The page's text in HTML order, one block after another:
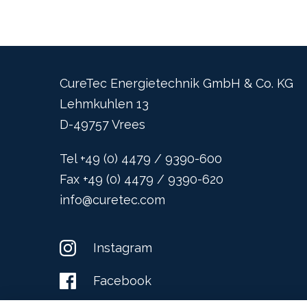
CureTec Energietechnik GmbH & Co. KG
Lehmkuhlen 13
D-49757 Vrees
Tel +49 (0) 4479 / 9390-600
Fax +49 (0) 4479 / 9390-620
info@curetec.com
Instagram
Facebook